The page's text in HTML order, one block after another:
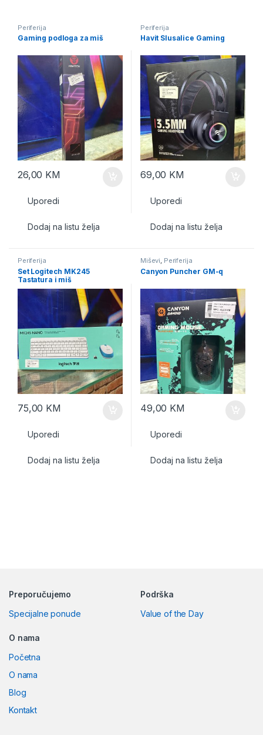
Periferija
Gaming podloga za miš
26,00 KM
Uporedi
Dodaj na listu želja
Periferija
Havit Slusalice Gaming
69,00 KM
Uporedi
Dodaj na listu želja
Periferija
Set Logitech MK245
Tastatura i miš
75,00 KM
Uporedi
Dodaj na listu želja
Miševi, Periferija
Canyon Puncher GM-q
49,00 KM
Uporedi
Dodaj na listu želja
Preporučujemo
Specijalne ponude
Podrška
Value of the Day
O nama
Početna
O nama
Blog
Kontakt